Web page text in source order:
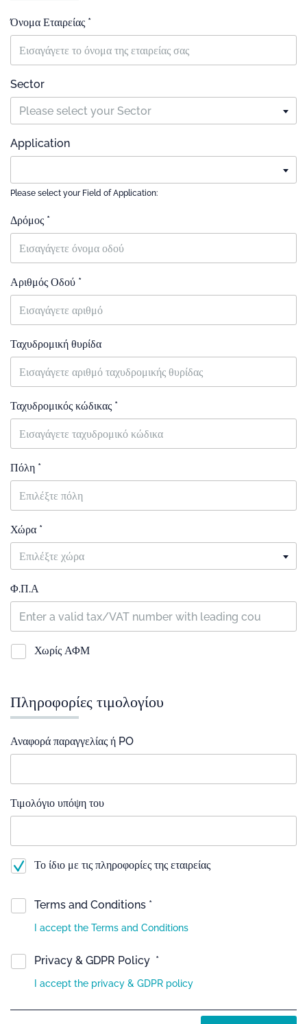
Όνομα Εταιρείας *
Sector
Please select your Sector
Application
Please select your Field of Application:
Δρόμος *
Αριθμός Οδού *
Ταχυδρομική θυρίδα
Ταχυδρομικός κώδικας *
Πόλη *
Χώρα *
Επιλέξτε χώρα
Φ.Π.Α
Χωρίς ΑΦΜ
Πληροφορίες τιμολογίου
Αναφορά παραγγελίας ή PO
Τιμολόγιο υπόψη του
Το ίδιο με τις πληροφορίες της εταιρείας
Terms and Conditions *
I accept the Terms and Conditions
Privacy & GDPR Policy *
I accept the privacy & GDPR policy